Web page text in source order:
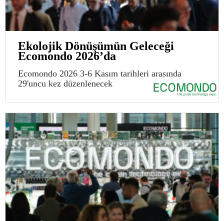
Ekolojik Dönüşümün Geleceği
Ecomondo 2026’da
Ecomondo 2026 3-6 Kasım tarihleri arasında
29'uncu kez düzenlenecek